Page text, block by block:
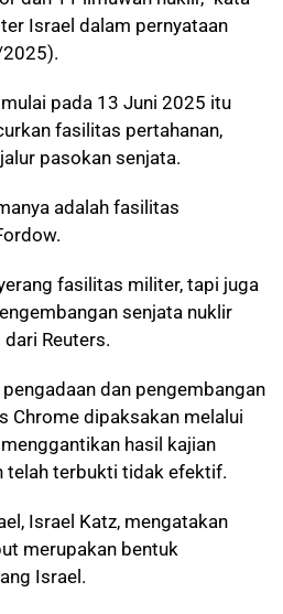
Israel dalam pernyataan
pada 13 Juni 2025 itu
fasilitas pertahanan,
pasokan senjata.
adalah fasilitas
fasilitas militer, tapi juga
senjata nuklir
Reuters.
dan pengembangan
Chrome dipaksakan melalui
hasil kajian
telah terbukti tidak efektif.
Israel Katz, mengatakan
merupakan bentuk
Israel.